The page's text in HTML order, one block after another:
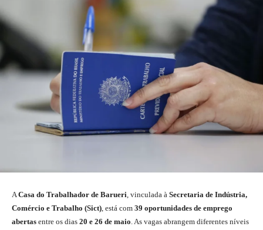
ACasa do Trabalhador de Barueri, vinculada à Secretaria de Indústria,
Comércio e Trabalho (Sict), está com 39 oportunidades de emprego
abertas entre os dias 20 e 26 de maio. As vagas abrangem diferentes níveis